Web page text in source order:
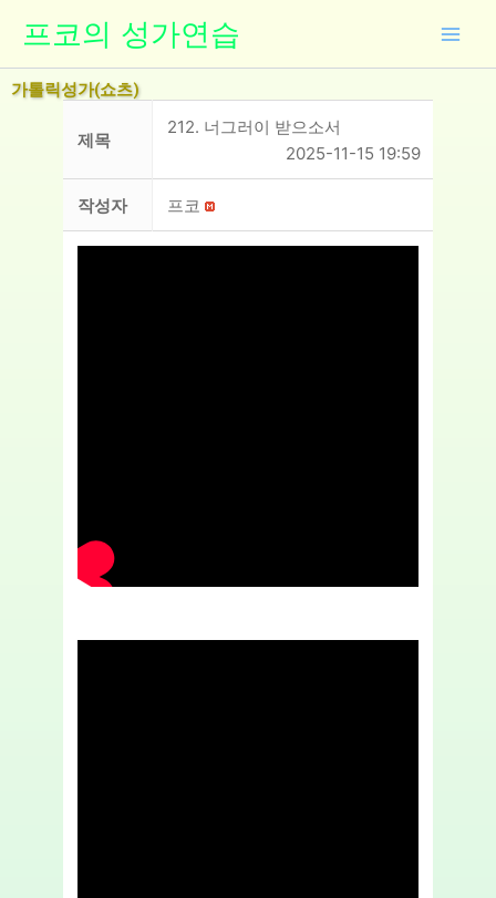
츠
로
프코의 성가연습
가톨릭성가(쇼츠)
제목
212. 너그러이 받으소서
2025-11-15 19:59
작성자 프코